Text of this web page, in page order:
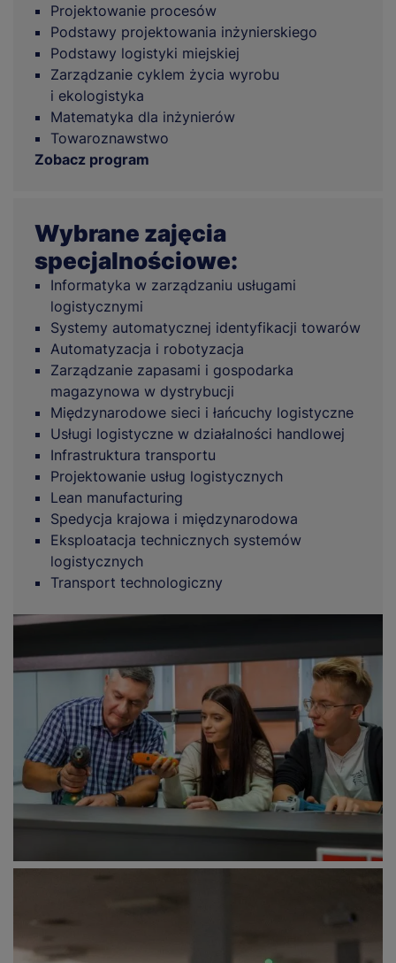
Projektowanie procesów
Podstawy projektowania inżynierskiego
Podstawy logistyki miejskiej
Zarządzanie cyklem życia wyrobu
i ekologistyka
Matematyka dla inżynierów
Towaroznawstwo
Zobacz program
Wybrane zajęcia
specjalnościowe:
Informatyka w zarządzaniu usługami
logistycznymi
Systemy automatycznej identyfikacji towarów
Automatyzacja i robotyzacja
Zarządzanie zapasami i gospodarka
magazynowa w dystrybucji
Międzynarodowe sieci i łańcuchy logistyczne
Usługi logistyczne w działalności handlowej
Infrastruktura transportu
Projektowanie usług logistycznych
Lean manufacturing
Spedycja krajowa i międzynarodowa
Eksploatacja technicznych systemów
logistycznych
Transport technologiczny